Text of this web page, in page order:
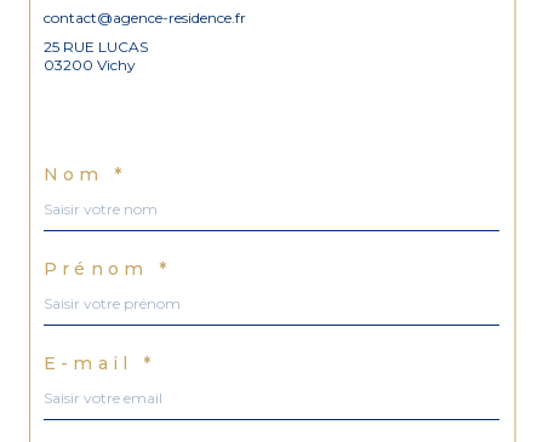
contact@agence-residence.fr
25 RUE LUCAS
03200 Vichy
Nom *
Prénom *
E-mail *